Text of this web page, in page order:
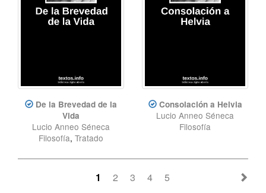
De la Brevedad de la
Vida
Lucio Anneo Séneca
Filosofía, Tratado
Consolación a Helvia
Lucio Anneo Séneca
Filosofía
1 2 3 4 5